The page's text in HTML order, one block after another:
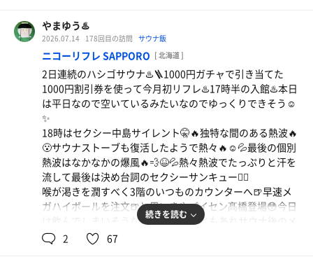
たらこパスタ（S&B生風味たらこ）
たらこの程よい塩味が美味☺️✨休日湯の休日たらこを
思い出す😌湯上がりのビールが染み渡る❗️🍺
まった蒸気の熱をブロアーをオンして対流🔥🔥いいだけ熱
くなって終わったと思ったらアディショナルタイムで追加
ロウリュ🔥最後に近距離からの個別ブロアーで火傷級🔥😱
💦メトスのヒーターが調整中とはいえ合田熱波熱々🔥🔥
いいだけ汗を流したら水風呂へ入水❄️本日の水風呂の水温
は7.2℃＆16.1℃❄️暑い日には冷たい水風呂が最高すぎる❄️
😆💦
整い椅子に座ったら完全に脱力☺️リラックス状態🪑😌✨
1時間程のサ活でバッチリ整ったらいつものあぶりやで焼
鳥を肴に乾杯🍻キンキンに冷えたメガハイボールが美味し
い❗️🍺😆仲間からサプライズのサウナハットのプレゼント
ももらって嬉しい🎁😆シメは二八そばで大満足❗️😋
やまゆう♨️
2026.07.14 178回目の訪問 サウナ飯
ニコーリフレ SAPPORO [ 北海道 ]
2日連続のハシゴサウナ♨️🪜1000円ガチャで引き当てた
1000円割引券を使って今月初リフレ♨️17時半の入館♨️本日
は平日なので空いているみたいなのでゆっくりできそう☺️
✨
18時はセクシー中島サイレント🤫🔥独特な間のある熱波🔥
😮サウナストーブも復活したようで熱々🔥☺️💦最後の個別
熱波はなかなかの爆風🔥💨😆💦熱々熱波でたっぷりと汗を
流して最後は決め台詞のセクシーサンキュー👍🏻
喉が渇きを潤すべく3階のいつものカウンターへ🍺早速メ
ガハイボールを注文🍺と思いきやパイセン髙橋登場😳今日
は飲んでしまいそうな予感…😅何はともあれサウナ後のメ
ガハイボールはやっぱり美味しい🤤🍺
続きを読む
2 67